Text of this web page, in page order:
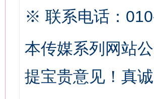
※ 联系电话：
本传媒系列网站
提宝贵意见！真